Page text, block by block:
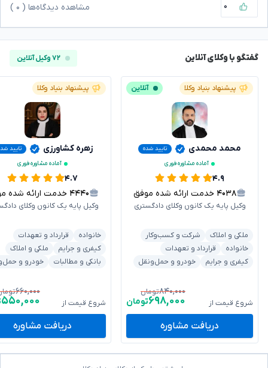
۰ مشاهده دیدگاه‌ها ( ۰
گفتگو با وکلای آنلاین ۷۲ وکیل آنلاین
پیشنهاد بنیاد وکلا آنلاین
محمد محمدی
تایید شده
آماده مشاوره فوری
۴.۹
۴۰۳۸ خدمت ارائه شده موفق
وکیل پایه یک کانون وکلای دادگستری
ملکی و املاک
شرکت و کسب‌وکار
خانواده
قرارداد و تعهدات
کیفری و جرایم
خودرو و حمل‌ونقل
شروع قیمت از
۸۴۰,۰۰۰تومان
۶۹۸,۰۰۰تومان
دریافت مشاوره
پیشنهاد بنیاد وکلا
زهره کشاورزی
تایید
آماده مشاوره فوری
۴.۷
۴۴۴۰ خدمت ارائه شده موفق
وکیل پایه یک کانون وکلای
خانواده
قرارداد و تعهدات
کیفری و جرایم
ملکی و املاک
بانکی و مطالبات
خودرو و
شروع قیمت از
۶۶۰,۰۰۰
۵۵۰,۰۰۰
دریافت مشاوره